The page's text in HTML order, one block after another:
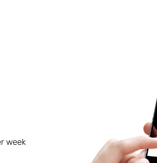
week